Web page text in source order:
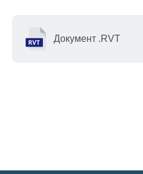
Документ .RVT